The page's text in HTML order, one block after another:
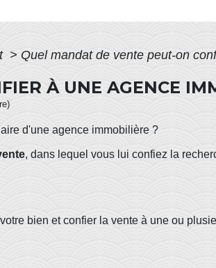
> Quel mandat de vente peut-on
À UNE AGENCE
d'une agence immobilière ?
, dans lequel vous lui confiez la
bien et confier la vente à une ou